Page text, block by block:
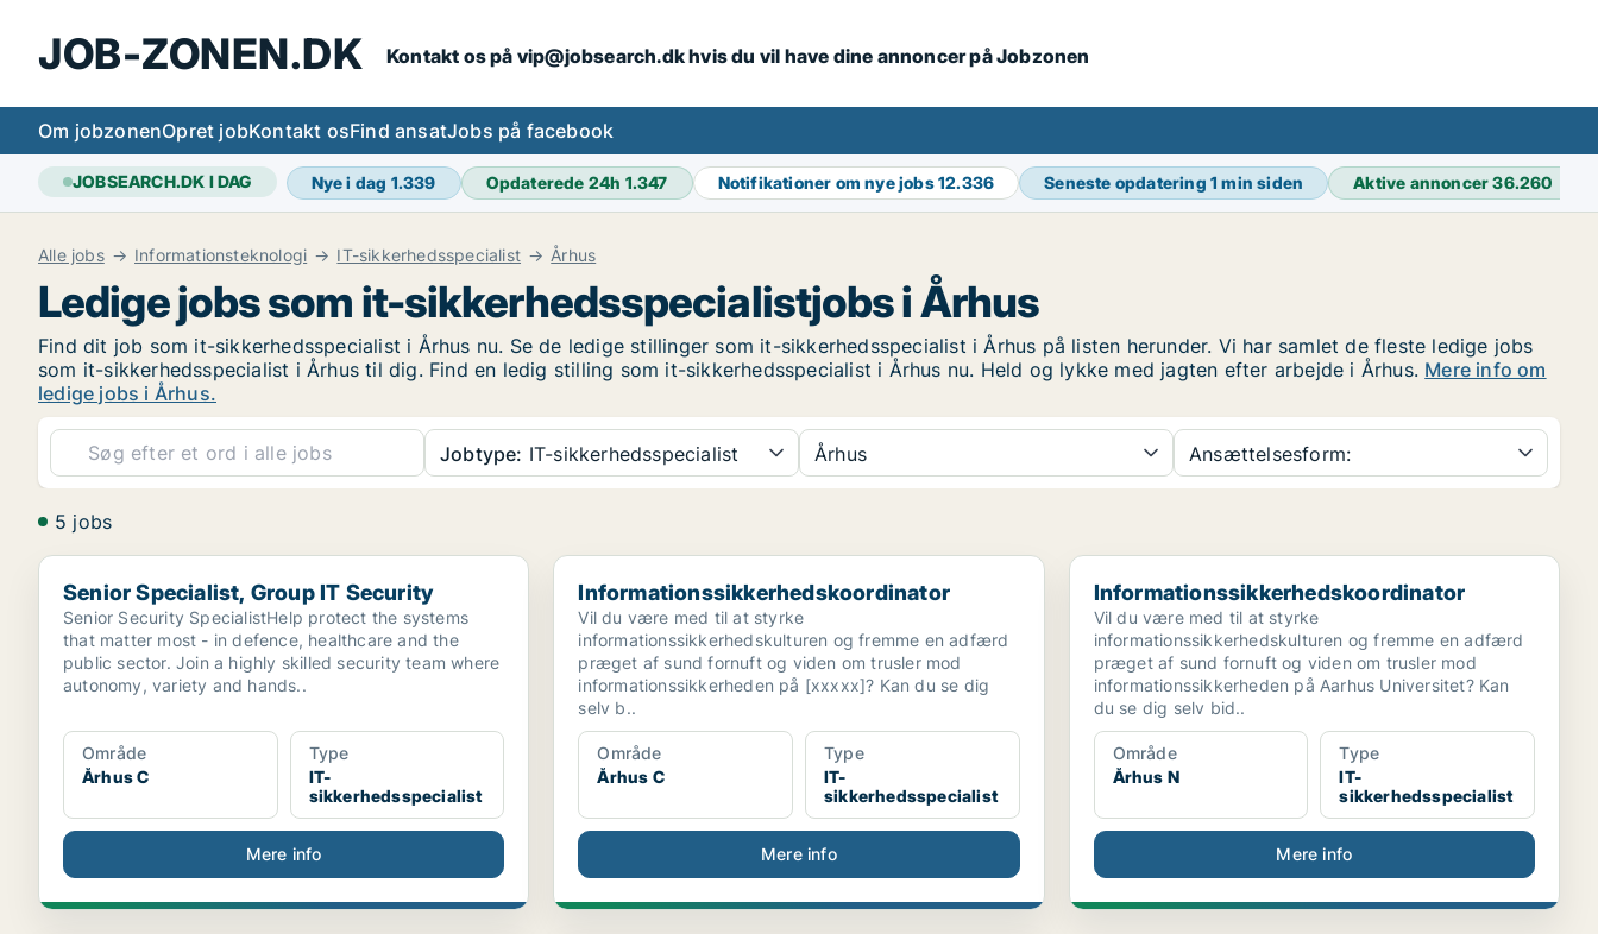
JOB-ZONEN.DK Kontakt os på vip@jobsearch.dk hvis du vil have dine annoncer på Jobzonen
Om jobzonenOpret jobKontakt osFind ansatJobs på facebook
JOBSEARCH.DK I DAG Nye i dag 1.339 Opdaterede 24h 1.347 Notifikationer om nye jobs12.336 Seneste opdatering1 min siden Aktive annoncer36.260
Alle jobs Informationsteknologi IT-sikkerhedsspecialist Århus
Ledige jobs som it-sikkerhedsspecialistjobs i Århus
Find dit job som it-sikkerhedsspecialist i Århus nu. Se de ledige stillinger som it-sikkerhedsspecialist i Århus på listen herunder. Vi har samlet de fleste ledige jobs
som it-sikkerhedsspecialist i Århus til dig. Find en ledig stilling som it-sikkerhedsspecialist i Århus nu. Held og lykke med jagten efter arbejde i Århus. Mere info om
ledige jobs i Århus.
Jobtype: IT-sikkerhedsspecialist Århus Ansættelsesform:
5 jobs
Senior Specialist, Group IT Security
Senior Specialist, Group IT Security
Senior Security SpecialistHelp protect the systems
that matter most - in defence, healthcare and the
public sector. Join a highly skilled security team where
autonomy, variety and hands..
Område
Århus C
Type
IT-
sikkerhedsspecialist
Mere info
Informationssikkerhedskoordinator
Informationssikkerhedskoordinator
Vil du være med til at styrke
informationssikkerhedskulturen og fremme en adfærd
præget af sund fornuft og viden om trusler mod
informationssikkerheden på [xxxxx]? Kan du se dig
selv b..
Område
Århus C
Type
IT-
sikkerhedsspecialist
Mere info
Informationssikkerhedskoordinator
Informationssikkerhedskoordinator
Vil du være med til at styrke
informationssikkerhedskulturen og fremme en adfærd
præget af sund fornuft og viden om trusler mod
informationssikkerheden på Aarhus Universitet? Kan
du se dig selv bid..
Område
Århus N
Type
IT-
sikkerhedsspecialist
Mere info